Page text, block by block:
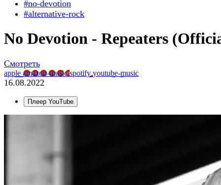
#no-devotion
#alternative-rock
No Devotion - Repeaters
Смотреть
apple amazon-musicspotifyyoutube-music
16.08.2022
Плеер YouTube